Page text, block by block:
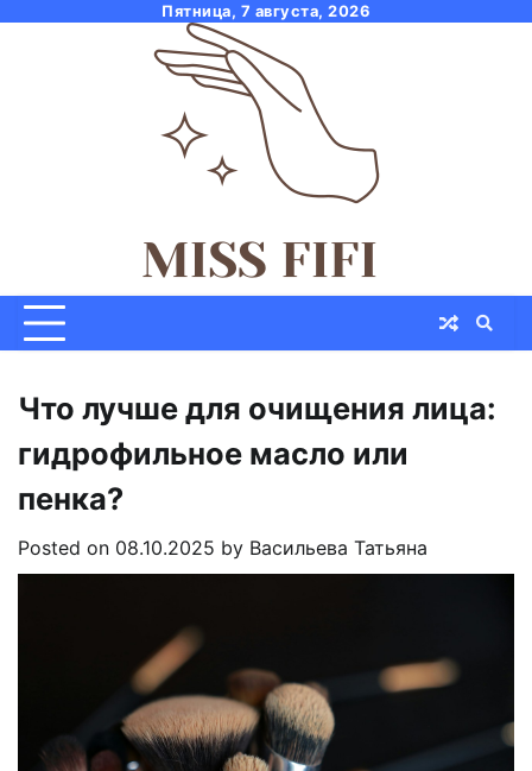
Пятница, 7 августа, 2026
Что лучше для очищения лица:
гидрофильное масло или
пенка?
Posted on 08.10.2025 by Васильева Татьяна